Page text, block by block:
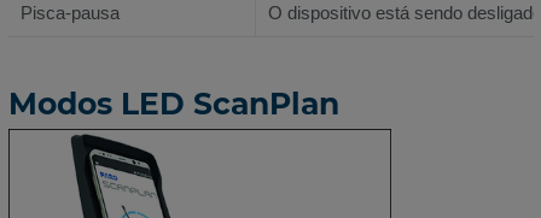
Pisca-pausa O dispositivo está sendo desligado
Modos LED ScanPlan